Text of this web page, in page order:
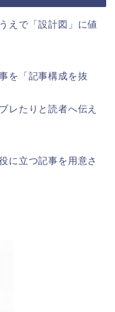
えで「設計図」に値
を「記事構成を抜
レたりと読者へ伝え
に立つ記事を用意さ